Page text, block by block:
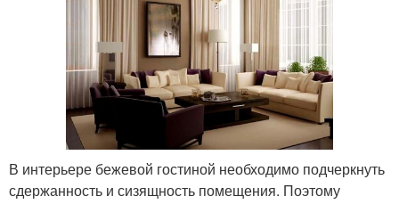
В интерьере бежевой гостиной необходимо подчеркнуть
сдержанность и сизящность помещения. Поэтому